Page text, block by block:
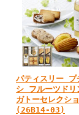
パティスリー プ
シ フルーツドリ
ガトーセレクシ
(26B14-03)